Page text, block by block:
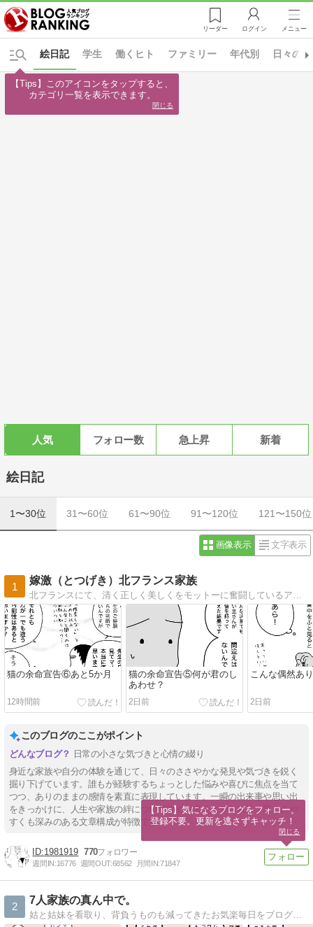
リーダー ログイン メニュー
学生 働くヒト ファミリー 年代別 日々の
絵日記
人気 フォロー数 急上昇 新着
絵日記
1〜30位 31〜60位 61〜90位 91〜120位 121〜150位
画像表示 文字表示
1
嫁激（とつげき）北フランス家族
猫の余命宣告⑥あと5か月
12時間前
猫の余命宣告⑤何が君のし
あわせ？
2日前
こんな偶然あ
2日前
このブログのここがポイント
日常の小さな気づきと心情の綴り
身近な家族や自分の体験を通じて、日々のささやかな発見や気づきを鋭く
掘り下げています。誰もが経験するちょっとした悩みや喜びに焦点を当て
つつ、ありのままの感情を素直に表現しています。一瞬の出来事や思い出
をきっかけに、人生や家族の絆について改めて考えさせられる、親しみや
すくも深みのある文章構成が特徴です。
1981919 770
週間IN:16776 週間OUT:68562 月間IN:71847
2
7人家族の真ん中で。
姑と姑妹を看取り、背負うものも減ってきたお気楽毎日をブログで更新。心に描いた夫婦の未来予想図は思ったとおりにかなえられていくのか…？
【Tips】このアイコンをタップすると、
カテゴリ一覧を表示できます。
閉じる
【Tips】気になるブログをフォロー。
登録不要。更新を逃さずキャッチ！
閉じる